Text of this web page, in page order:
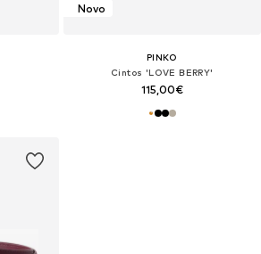
Novo
PINKO
Cintos 'LOVE BERRY'
115,00€